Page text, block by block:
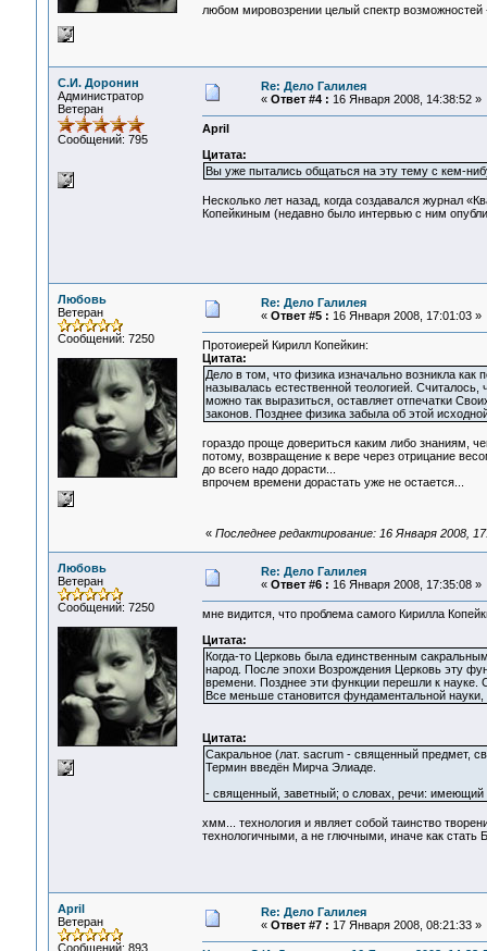
любом мировозрении целый спектр
С.И. Доронин
Администратор
Ветеран
Сообщений: 795
Re: Дело Галилея
« Ответ #4 : 16 Января 2008, 14:38:52 »
April
Цитата:
Вы уже пытались общаться на эту тему с кем-
Несколько лет назад, когда создавался журнал
Копейкиным (недавно было интервью с ним
Любовь
Ветеран
Сообщений: 7250
Re: Дело Галилея
« Ответ #5 : 16 Января 2008, 17:01:03 »
Протоиерей Кирилл Копейкин:
Цитата:
Дело в том, что физика изначально возникла как
называлась естественной теологией.
можно так выразиться, оставляет отпечатки
законов. Позднее физика забыла об этой
гораздо проще довериться каким либо знаниям,
потому, возвращение к вере через отрицание
до всего надо дорасти...
впрочем времени дорастать уже не остается...
« Последнее редактирование: 16 Января 2008,
Любовь
Ветеран
Сообщений: 7250
Re: Дело Галилея
« Ответ #6 : 16 Января 2008, 17:35:08 »
мне видится, что проблема самого Кирилла
Цитата:
Когда-то Церковь была единственным
народ. После эпохи Возрождения Церковь эту
времени. Позднее эти функции перешли к науке.
Все меньше становится фундаментальной науки,
Цитата:
Сакральное (лат. sacrum - священный предмет,
Термин введён Мирча Элиаде.
- священный, заветный; о словах, речи: имеющий
хмм... технология и являет собой таинство
технологичными, а не глючными, иначе как стать
April
Ветеран
Сообщений: 893
Re: Дело Галилея
« Ответ #7 : 17 Января 2008, 08:21:33 »